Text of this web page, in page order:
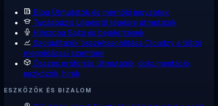
Blog Útmutatók és mérnöki jegyzetek
Tudásbázis Lépésről lépésre útmutatók
HírszobaSajtó és bejelentések
Szolgáltatók összehasonlításaCloudzy a többi
megoldással szemben
Összes erőforrás Útmutatók, dokumentáció,
eszközök, hírek
ESZKÖZÖK ÉS BIZALOM